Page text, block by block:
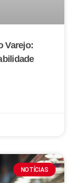
Varejo:
NOTÍCIAS